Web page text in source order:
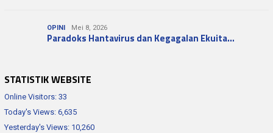
OPINI Mei 8, 2026
Paradoks Hantavirus dan Kegagalan Ekuita…
STATISTIK WEBSITE
Online Visitors: 33
Today's Views: 6,635
Yesterday's Views: 10,260